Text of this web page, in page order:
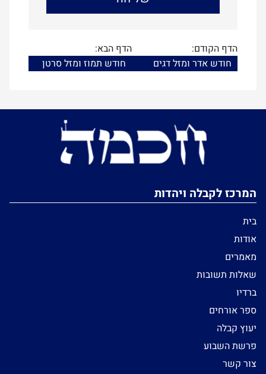
הדף הקודם:
חודש אדר ומזל דגים
הדף הבא:
חודש תמוז ומזל סרטן
המרכז לקבלה ויהדות
בית
אודות
מאמרים
שאלות תשובות
ברדיו
ספר אורחים
יעוץ קבלה
פרשת השבוע
צור קשר